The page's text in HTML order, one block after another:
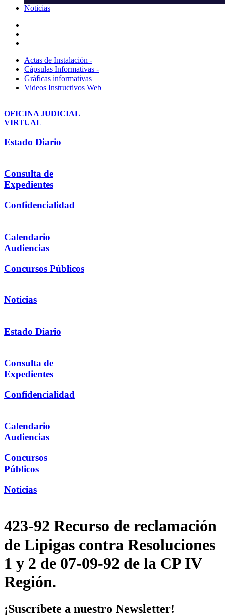
Noticias
Actas de Instalación -
Cápsulas Informativas -
Gráficas informativas
Videos Instructivos Web
OFICINA JUDICIAL
VIRTUAL
Estado Diario
Consulta de
Expedientes
Confidencialidad
Calendario
Audiencias
Concursos Públicos
Noticias
Estado Diario
Consulta de
Expedientes
Confidencialidad
Calendario
Audiencias
Concursos
Públicos
Noticias
423-92 Recurso de reclamación
de Lipigas contra Resoluciones
1 y 2 de 07-09-92 de la CP IV
Región.
¡Suscríbete a nuestro Newsletter!